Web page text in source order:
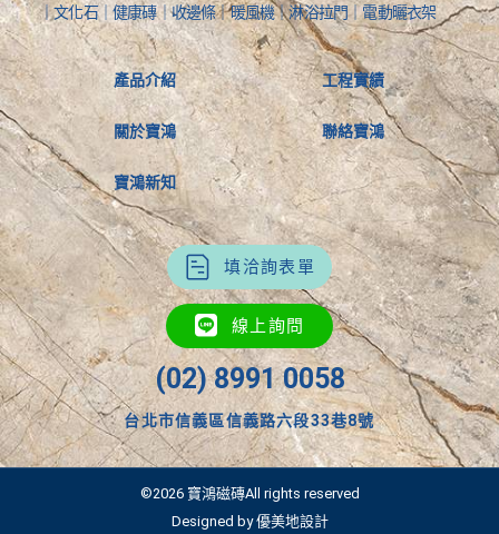
｜文化石｜健康磚｜收邊條｜暖風機｜淋浴拉門｜電動曬衣架
產品介紹
關於寶鴻
寶鴻新知
工程實績
聯絡寶鴻
填洽詢表單
線上詢問
(02) 8991 0058
台北市信義區信義路六段33巷8號
©2026 寶鴻磁磚All rights reserved
Designed by 優美地設計